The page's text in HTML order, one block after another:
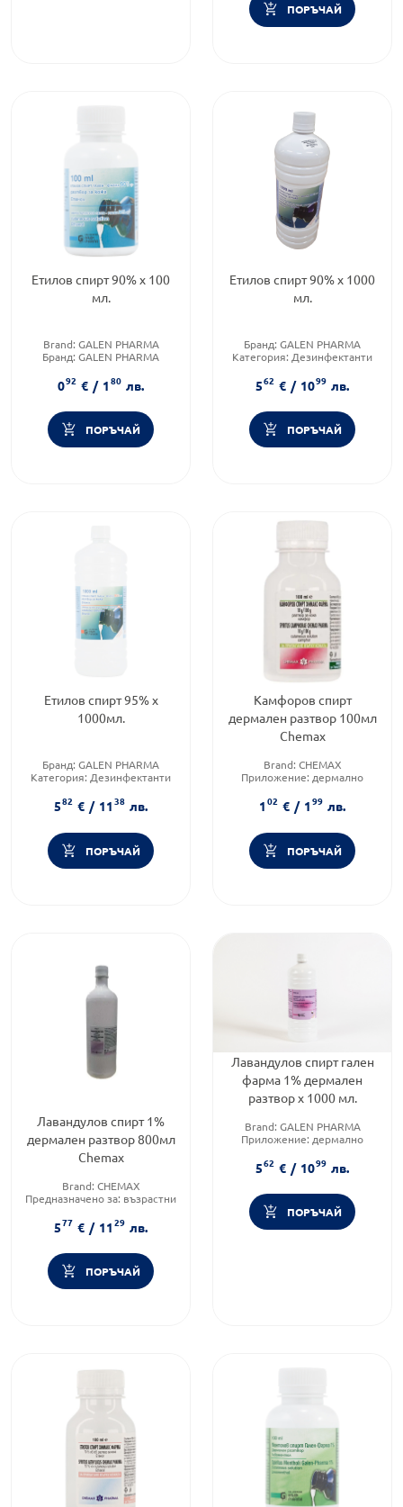
ПОРЪЧАЙ
Етилов спирт 90% х 100
мл.
Brand: GALEN PHARMA
Бранд: GALEN PHARMA
092 € / 180 лв.
ПОРЪЧАЙ
Етилов спирт 90% х 1000
мл.
Бранд: GALEN PHARMA
Категория: Дезинфектанти
562 € / 1099 лв.
ПОРЪЧАЙ
Етилов спирт 95% х
1000мл.
Бранд: GALEN PHARMA
Категория: Дезинфектанти
582 € / 1138 лв.
ПОРЪЧАЙ
Камфоров спирт
дермален разтвор 100мл
Chemax
Brand: CHEMAX
Приложение: дермално
102 € / 199 лв.
ПОРЪЧАЙ
Лавандулов спирт 1%
дермален разтвор 800мл
Chemax
Brand: CHEMAX
Предназначено за: възрастни
577 € / 1129 лв.
ПОРЪЧАЙ
Лавандулов спирт гален
фарма 1% дермален
разтвор х 1000 мл.
Brand: GALEN PHARMA
Приложение: дермално
562 € / 1099 лв.
ПОРЪЧАЙ